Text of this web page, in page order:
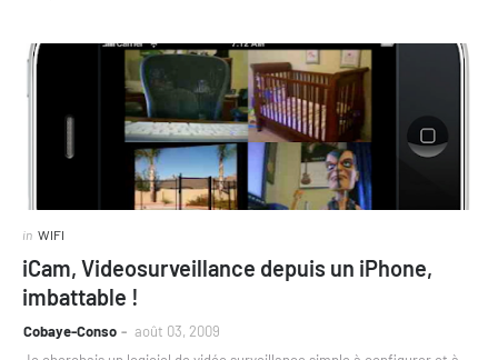
in WIFI
iCam, Videosurveillance depuis un iPhone,
imbattable !
Cobaye-Conso
août 03, 2009